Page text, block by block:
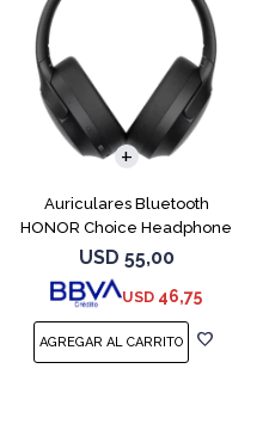
Auriculares Bluetooth
HONOR Choice Headphone
Black
USD 55,00
USD 46,75